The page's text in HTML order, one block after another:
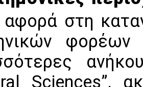
αφορά στη
φορέων
Sciences”,